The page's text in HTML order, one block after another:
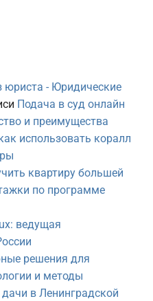
юриста - Юридические
Подача в суд онлайн
и преимущества
использовать коралл
квартиру большей
по программе
ведущая
решения для
и методы
в Ленинградской